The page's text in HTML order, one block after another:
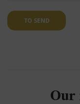
TO SEND
Our